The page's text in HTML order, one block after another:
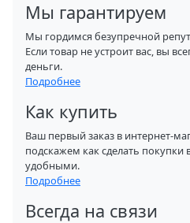
Мы гарантируем
Мы гордимся безупречной
Если товар не устроит вас, вы
деньги.
Подробнее
Как купить
Ваш первый заказ в интернет-
подскажем как сделать
удобными.
Подробнее
Всегда на связи